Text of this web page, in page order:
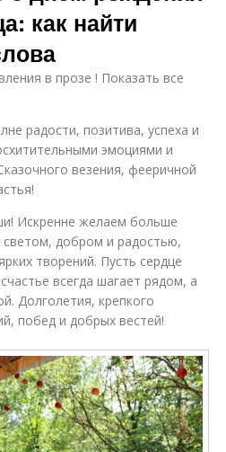
как найти
в прозе ! Показать все
радости, позитива, успеха и
эмоциями и
везения, фееричной
Искренне желаем больше
светом, добром и радостью,
творений. Пусть сердце
всегда шагает рядом, а
Долголетия, крепкого
побед и добрых вестей!